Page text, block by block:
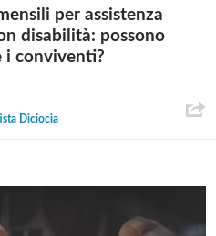
per assistenza
disabilità: possono
i conviventi?
Diciocia